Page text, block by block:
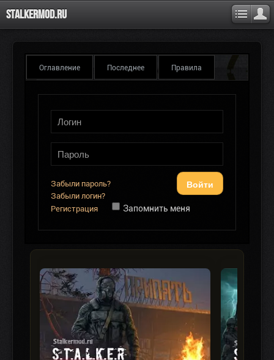
Stalkermod.ru
Оглавление Последнее Правила
Войти
Забыли пароль?
Забыли логин?
Регистрация
Запомнить меня